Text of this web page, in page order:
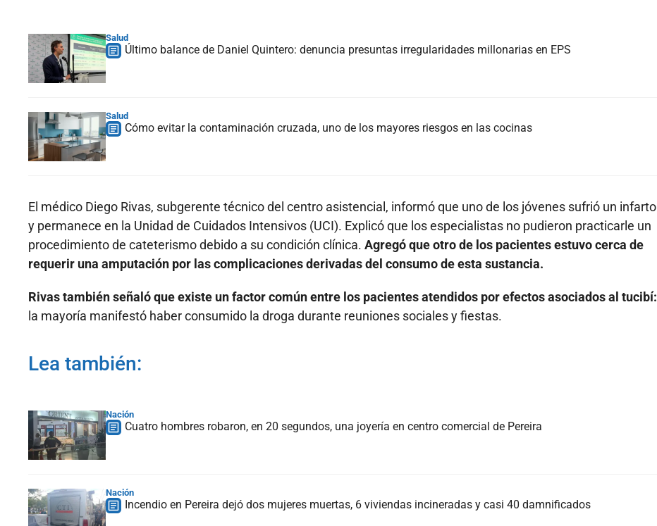
Salud
Último balance de Daniel Quintero: denuncia presuntas irregularidades millonarias en EPS
Salud
Cómo evitar la contaminación cruzada, uno de los mayores riesgos en las cocinas
El médico Diego Rivas, subgerente técnico del centro asistencial, informó que uno de los jóvenes sufrió un infarto
y permanece en la Unidad de Cuidados Intensivos (UCI). Explicó que los especialistas no pudieron practicarle un
procedimiento de cateterismo debido a su condición clínica. Agregó que otro de los pacientes estuvo cerca de
requerir una amputación por las complicaciones derivadas del consumo de esta sustancia.
Rivas también señaló que existe un factor común entre los pacientes atendidos por efectos asociados al tucibí:
la mayoría manifestó haber consumido la droga durante reuniones sociales y fiestas.
Lea también:
Nación
Cuatro hombres robaron, en 20 segundos, una joyería en centro comercial de Pereira
Nación
Incendio en Pereira dejó dos mujeres muertas, 6 viviendas incineradas y casi 40 damnificados